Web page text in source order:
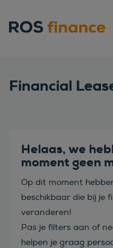
Financial
Helaas, we
moment geen
Op dit moment
beschikbaar die bij je
veranderen!
Pas je filters aan of
helpen je graag